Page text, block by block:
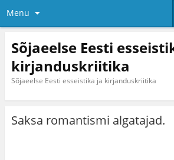
Menu
Sõjaeelse Eesti
kirjanduskriitika
Sõjaeelse Eesti esseistika ja kirjanduskriitika
Saksa romantismi algatajad.